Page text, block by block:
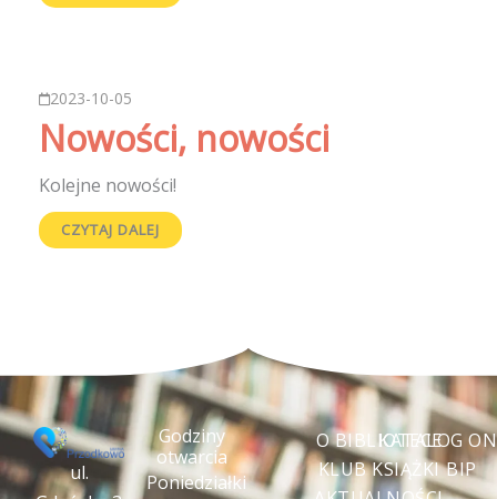
2023-10-05
Nowości, nowości
Kolejne nowości!
CZYTAJ DALEJ
ul.
Godziny
otwarcia
Poniedziałki
O BIBLIOTECE
KLUB KSIĄŻKI
KATALOG
BIP